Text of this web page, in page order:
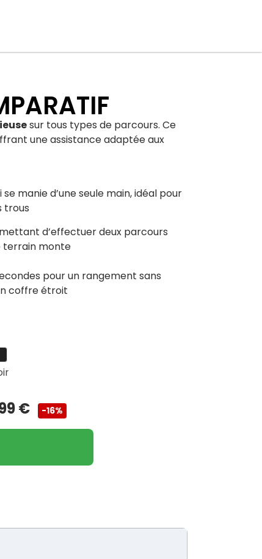
sur tous types de parcours. Ce
une assistance adaptée aux
manie d’une seule main, idéal pour
trous
d’effectuer deux parcours
terrain monte
pour un rangement sans
coffre étroit
€ -16%